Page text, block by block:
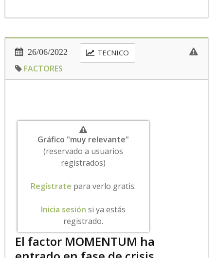
26/06/2022 TECNICO
FACTORES
Gráfico "muy relevante"
(reservado a usuarios
registrados)
Regístrate para verlo gratis.
Inicia sesión si ya estás
registrado.
El factor MOMENTUM ha